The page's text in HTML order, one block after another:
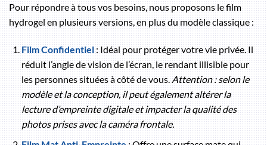
Pour répondre à tous vos besoins, nous proposons le film
hydrogel en plusieurs versions, en plus du modèle classique :
Film Confidentiel: Idéal pour protéger votre vie privée. Il
réduit l’angle de vision de l’écran, le rendant illisible pour
les personnes situées à côté de vous.Attention : selon le
modèle et la conception, il peut également altérer la
lecture d’empreinte digitale et impacter la qualité des
photos prises avec la caméra frontale.